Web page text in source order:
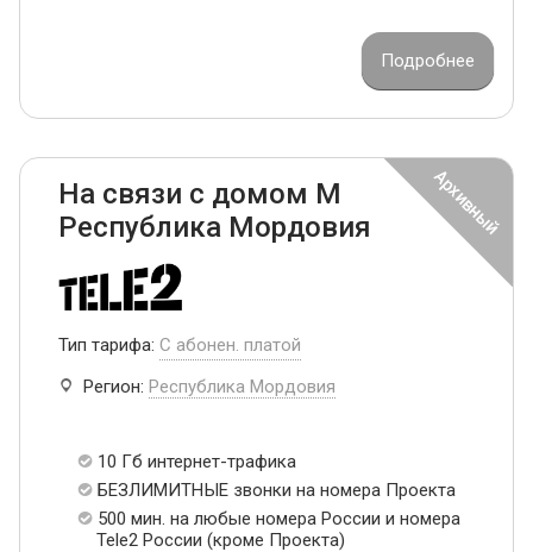
Подробнее
На связи с домом М
Республика Мордовия
Тип тарифа: С абонен. платой
Регион: Республика Мордовия
10 Гб интернет-трафика
БЕЗЛИМИТНЫЕ звонки на номера Проекта
500 мин. на любые номера России и номера
Tele2 России (кроме Проекта)